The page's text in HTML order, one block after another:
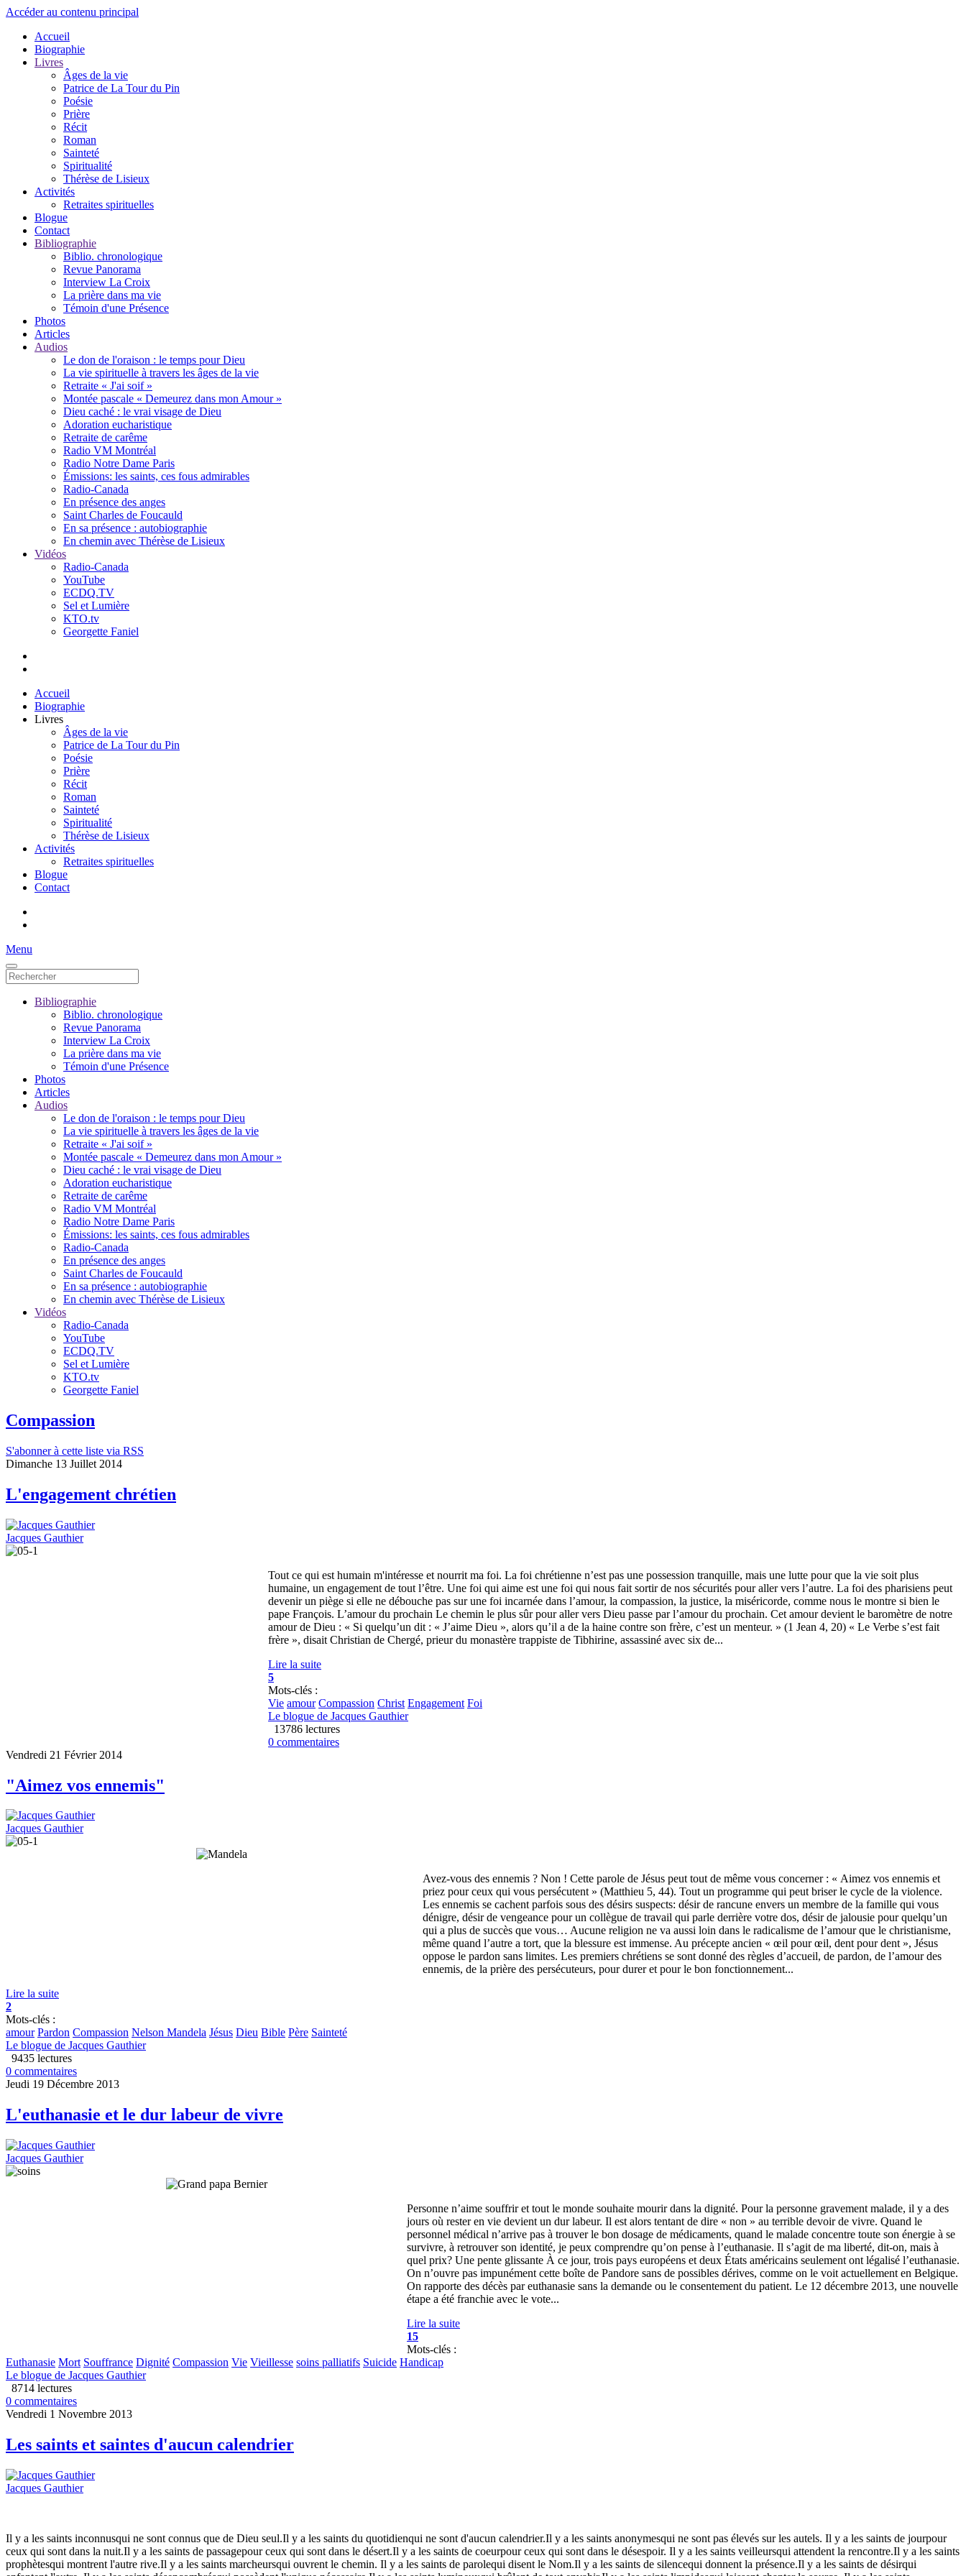
Accéder au contenu principal
Accueil
Biographie
Livres
Âges de la vie
Patrice de La Tour du Pin
Poésie
Prière
Récit
Roman
Sainteté
Spiritualité
Thérèse de Lisieux
Activités
Retraites spirituelles
Blogue
Contact
Bibliographie
Biblio. chronologique
Revue Panorama
Interview La Croix
La prière dans ma vie
Témoin d'une Présence
Photos
Articles
Audios
Le don de l'oraison : le temps pour Dieu
La vie spirituelle à travers les âges de la vie
Retraite « J'ai soif »
Montée pascale « Demeurez dans mon Amour »
Dieu caché : le vrai visage de Dieu
Adoration eucharistique
Retraite de carême
Radio VM Montréal
Radio Notre Dame Paris
Émissions: les saints, ces fous admirables
Radio-Canada
En présence des anges
Saint Charles de Foucauld
En sa présence : autobiographie
En chemin avec Thérèse de Lisieux
Vidéos
Radio-Canada
YouTube
ECDQ.TV
Sel et Lumière
KTO.tv
Georgette Faniel
Accueil
Biographie
Livres
Âges de la vie
Patrice de La Tour du Pin
Poésie
Prière
Récit
Roman
Sainteté
Spiritualité
Thérèse de Lisieux
Activités
Retraites spirituelles
Blogue
Contact
Menu
Bibliographie
Biblio. chronologique
Revue Panorama
Interview La Croix
La prière dans ma vie
Témoin d'une Présence
Photos
Articles
Audios
Le don de l'oraison : le temps pour Dieu
La vie spirituelle à travers les âges de la vie
Retraite « J'ai soif »
Montée pascale « Demeurez dans mon Amour »
Dieu caché : le vrai visage de Dieu
Adoration eucharistique
Retraite de carême
Radio VM Montréal
Radio Notre Dame Paris
Émissions: les saints, ces fous admirables
Radio-Canada
En présence des anges
Saint Charles de Foucauld
En sa présence : autobiographie
En chemin avec Thérèse de Lisieux
Vidéos
Radio-Canada
YouTube
ECDQ.TV
Sel et Lumière
KTO.tv
Georgette Faniel
Compassion
S'abonner à cette liste via RSS
Dimanche 13 Juillet 2014
L'engagement chrétien
Jacques Gauthier
Tout ce qui est humain m'intéresse et nourrit ma foi. La foi chrétienne n’est pas une possession tranquille, mais une lutte pour que la vie soit plus
humaine, un engagement de tout l’être. Une foi qui aime est une foi qui nous fait sortir de nos sécurités pour aller vers l’autre. La foi des pharisiens peut
devenir un piège si elle ne débouche pas sur une foi incarnée dans l’amour, la compassion, la justice, la miséricorde, comme nous le montre si bien le
pape François. L’amour du prochain Le chemin le plus sûr pour aller vers Dieu passe par l’amour du prochain. Cet amour devient le baromètre de notre
amour de Dieu : « Si quelqu’un dit : « J’aime Dieu », alors qu’il a de la haine contre son frère, c’est un menteur. » (1 Jean 4, 20) « Le Verbe s’est fait
frère », disait Christian de Chergé, prieur du monastère trappiste de Tibhirine, assassiné avec six de...
Lire la suite
5
Mots-clés :
Vie amour Compassion Christ Engagement Foi
Le blogue de Jacques Gauthier
13786 lectures
0 commentaires
Vendredi 21 Février 2014
"Aimez vos ennemis"
Jacques Gauthier
Avez-vous des ennemis ? Non ! Cette parole de Jésus peut tout de même vous concerner : « Aimez vos ennemis et
priez pour ceux qui vous persécutent » (Matthieu 5, 44). Tout un programme qui peut briser le cycle de la violence.
Les ennemis se cachent parfois sous des désirs suspects: désir de rancune envers un membre de la famille qui vous
dénigre, désir de vengeance pour un collègue de travail qui parle derrière votre dos, désir de jalousie pour quelqu’un
qui a plus de succès que vous… Aucune religion ne va aussi loin dans le radicalisme de l’amour que le christianisme,
même quand l’autre a tort, que la blessure est immense. Au précepte ancien « œil pour œil, dent pour dent », Jésus
oppose le pardon sans limites. Les premiers chrétiens se sont donné des règles d’accueil, de pardon, de l’amour des
ennemis, de la prière des persécuteurs, pour durer et pour le bon fonctionnement...
Lire la suite
2
Mots-clés :
amour Pardon Compassion Nelson Mandela Jésus Dieu Bible Père Sainteté
Le blogue de Jacques Gauthier
9435 lectures
0 commentaires
Jeudi 19 Décembre 2013
L'euthanasie et le dur labeur de vivre
Jacques Gauthier
Personne n’aime souffrir et tout le monde souhaite mourir dans la dignité. Pour la personne gravement malade, il y a des
jours où rester en vie devient un dur labeur. Il est alors tentant de dire « non » au terrible devoir de vivre. Quand le
personnel médical n’arrive pas à trouver le bon dosage de médicaments, quand le malade concentre toute son énergie à se
survivre, à retrouver son identité, je peux comprendre qu’on pense à l’euthanasie. Il s’agit de ma liberté, dit-on, mais à
quel prix? Une pente glissante À ce jour, trois pays européens et deux États américains seulement ont légalisé l’euthanasie.
On n’ouvre pas impunément cette boîte de Pandore sans de possibles dérives, comme on le voit actuellement en Belgique.
On rapporte des décès par euthanasie sans la demande ou le consentement du patient. Le 12 décembre 2013, une nouvelle
étape a été franchie avec le vote...
Lire la suite
15
Mots-clés :
Euthanasie Mort Souffrance Dignité Compassion Vie Vieillesse soins palliatifs Suicide Handicap
Le blogue de Jacques Gauthier
8714 lectures
0 commentaires
Vendredi 1 Novembre 2013
Les saints et saintes d'aucun calendrier
Jacques Gauthier
Il y a les saints inconnusqui ne sont connus que de Dieu seul.Il y a les saints du quotidienqui ne sont d'aucun calendrier.Il y a les saints anonymesqui ne sont pas élevés sur les autels. Il y a les saints de jourpour
ceux qui sont dans la nuit.Il y a les saints de passagepour ceux qui sont dans le désert.Il y a les saints de coeurpour ceux qui sont dans le désespoir. Il y a les saints veilleursqui attendent la rencontre.Il y a les saints
prophètesqui montrent l'autre rive.Il y a les saints marcheursqui ouvrent le chemin. Il y a les saints de parolequi disent le Nom.Il y a les saints de silencequi donnent la présence.Il y a les saints de désirqui